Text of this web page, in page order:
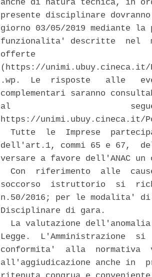
anche di natura tecnica, in
presente disciplinare
giorno 03/05/2019 mediante
funzionalita' descritte  nel
offerte
(https://unimi.ubuy.cineca.it/
.wp.  Le  risposte   alle
complementari saranno
al
https://unimi.ubuy.cineca.it/
Tutte  le  Imprese
dell'art.1, commi 65 e 67,
versare a favore dell'ANAC
Con  riferimento  alle
soccorso  istruttorio  si
n.50/2016; per le modalita'
Disciplinare di gara.
La valutazione
Legge.  L'Amministrazione
conformita'  alla  normativa
all'aggiudicazione anche in